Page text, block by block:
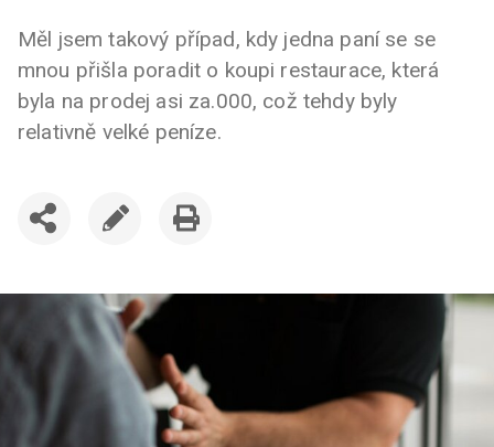
Měl jsem takový případ, kdy jedna paní se se
mnou přišla poradit o koupi restaurace, která
byla na prodej asi za.000, což tehdy byly
relativně velké peníze.